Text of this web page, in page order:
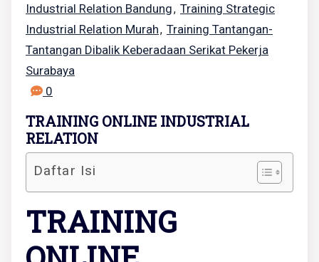
Industrial Relation Bandung, Training Strategic
Industrial Relation Murah, Training Tantangan-
Tantangan Dibalik Keberadaan Serikat Pekerja
Surabaya
0
TRAINING ONLINE INDUSTRIAL
RELATION
Daftar Isi
TRAINING